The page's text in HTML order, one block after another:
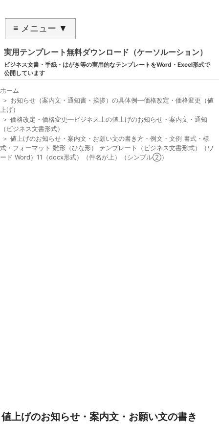
≡ メニュー ▼
実用テンプレート無料ダウンロード（ケーソルーション）
ビジネス文書・手紙・はがき等の実用的なテンプレートをWord・Excel形式で
公開しています
ホーム
＞ お知らせ（案内文・通知書・挨拶）の具体例―価格改定・価格変更（値
上げ）
＞ 価格改定・価格変更―ビジネス上の値上げのお知らせ・案内文・通知
（ビジネス文書形式）
＞ 値上げのお知らせ・案内文・お願い文の書き方・例文・文例 書式・様
式・フォーマット 雛形（ひな形） テンプレート（ビジネス文書形式）（ワ
ード Word）11（docx形式）（件名が上）（シンプル②）
値上げのお知らせ・案内文・お願い文の書き